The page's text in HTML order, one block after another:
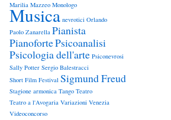
Marilia Mazzeo Monologo
Musica nevrotici Orlando
Paolo Zanarella Pianista
PianofortePsicoanalisi
Psicologia dell'arte Psiconevrosi
Sally Potter Sergio Balestracci
Short Film Festival Sigmund Freud
Stagione armonica Tango Teatro
Teatro a l'Avogaria Variazioni Venezia
Videoconcorso